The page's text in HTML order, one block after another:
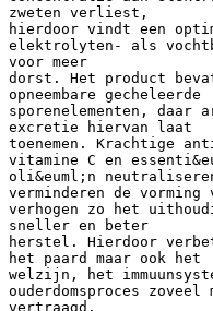
zweten verliest,
hierdoor vindt een
elektrolyten- als
voor meer
dorst. Het product
opneembare gecheleerde
sporenelementen, daar
excretie hiervan laat
toenemen. Krachtige
vitamine C en
oli&euml;n
verminderen de vorming
verhogen zo het
sneller en beter
herstel. Hierdoor
het paard maar ook het
welzijn, het
ouderdomsproces zoveel
vertraagd.